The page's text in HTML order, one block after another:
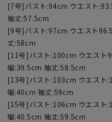
[7号]バスト:94cm ウエスト
袖丈:57.5cm
[9号]バスト:97cm ウエスト
丈:58cm
[11号]バスト:100cm ウエスト
幅:39.5cm 袖丈:58.5cm
[13号]バスト:103cm ウエスト
幅:40cm 袖丈:59cm
[15号]バスト:106cm ウエスト
幅:40.5cm 袖丈:59.5cm